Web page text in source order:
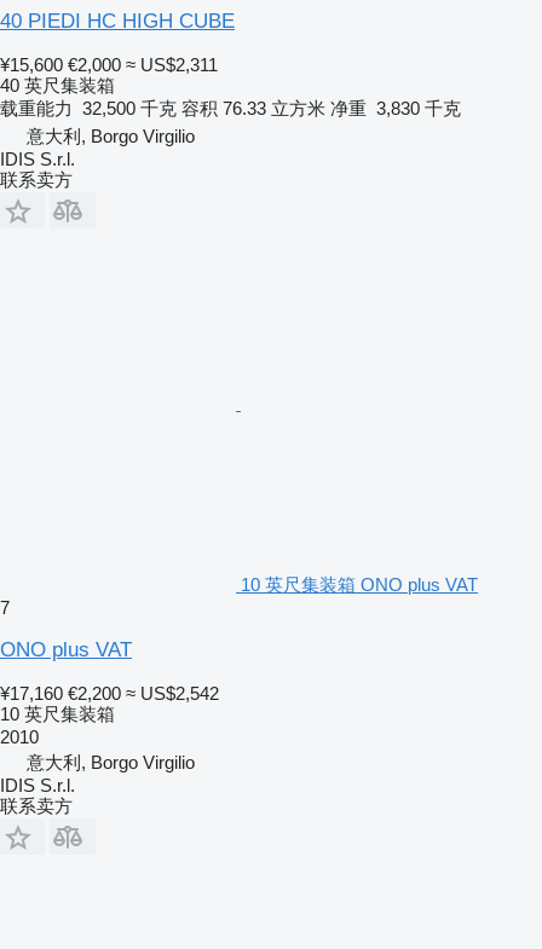
40 PIEDI HC HIGH CUBE
¥15,600 €2,000 ≈ US$2,311
40 英尺集装箱
载重能力 32,500 千克 容积 76.33 立方米 净重 3,830 千克
意大利, Borgo Virgilio
IDIS S.r.l.
联系卖方
10 英尺集装箱 ONO plus VAT
7
ONO plus VAT
¥17,160 €2,200 ≈ US$2,542
10 英尺集装箱
2010
意大利, Borgo Virgilio
IDIS S.r.l.
联系卖方